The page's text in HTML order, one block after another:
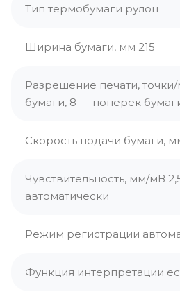
Тип термобумаги рулон
Ширина бумаги, мм 215
Разрешение печати,
бумаги, 8 — поперек
Скорость подачи бумаги,
Чувствительность, мм/мВ
автоматически
Режим регистрации
Функция интерпретации